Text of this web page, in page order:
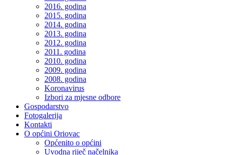
2016. godina
2015. godina
2014. godina
2013. godina
2012. godina
2011. godina
2010. godina
2009. godina
2008. godina
Koronavirus
Izbori za mjesne odbore
Gospodarstvo
Fotogalerija
Kontakti
O općini Oriovac
Općenito o općini
Uvodna riječ načelnika